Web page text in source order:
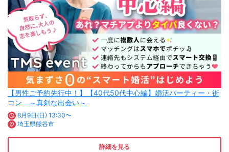
【男性ご予約先行中！】【40代50代中心編】婚活パーティー・街
コン ～真剣な出会い～
8月9日(日) 13:30〜
埼玉県熊谷市
詳細を見る